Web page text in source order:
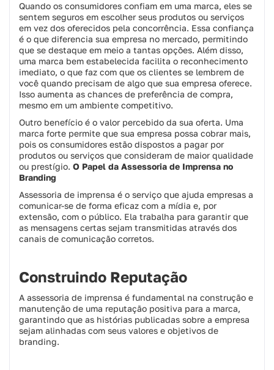
Quando os consumidores confiam em uma marca, eles se
sentem seguros em escolher seus produtos ou serviços
em vez dos oferecidos pela concorrência. Essa confiança
é o que diferencia sua empresa no mercado, permitindo
que se destaque em meio a tantas opções. Além disso,
uma marca bem estabelecida facilita o reconhecimento
imediato, o que faz com que os clientes se lembrem de
você quando precisam de algo que sua empresa oferece.
Isso aumenta as chances de preferência de compra,
mesmo em um ambiente competitivo.
Outro benefício é o valor percebido da sua oferta. Uma
marca forte permite que sua empresa possa cobrar mais,
pois os consumidores estão dispostos a pagar por
produtos ou serviços que consideram de maior qualidade
ou prestígio. O Papel da Assessoria de Imprensa no
Branding
Assessoria de imprensa é o serviço que ajuda empresas a
comunicar-se de forma eficaz com a mídia e, por
extensão, com o público. Ela trabalha para garantir que
as mensagens certas sejam transmitidas através dos
canais de comunicação corretos.
Construindo Reputação
A assessoria de imprensa é fundamental na construção e
manutenção de uma reputação positiva para a marca,
garantindo que as histórias publicadas sobre a empresa
sejam alinhadas com seus valores e objetivos de
branding.